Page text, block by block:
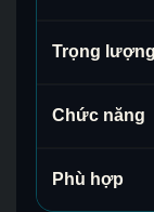
Trọng lượng
Chức năng
Phù hợp